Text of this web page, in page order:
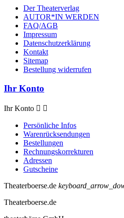
Der Theaterverlag
AUTOR*IN WERDEN
FAQ/AGB
Impressum
Datenschutzerklärung
Kontakt
Sitemap
Bestellung widerrufen
Ihr Konto
Ihr Konto  
Persönliche Infos
Warenrücksendungen
Bestellungen
Rechnungskorrekturen
Adressen
Gutscheine
Theaterboerse.de
Theaterboerse.de